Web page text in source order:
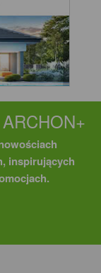
inspirujących